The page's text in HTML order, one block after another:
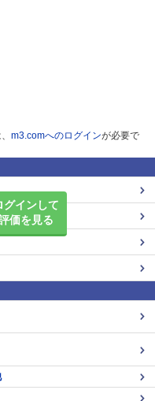
m3.comへのログインが必要で
グインして
価を見る